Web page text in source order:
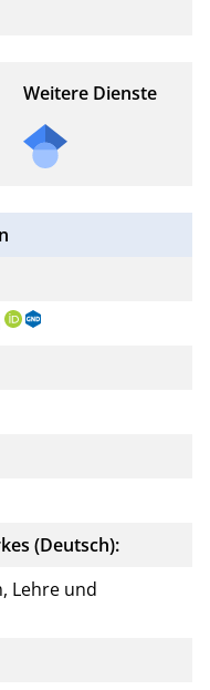
Weitere Dienste
(Deutsch):
Lehre und